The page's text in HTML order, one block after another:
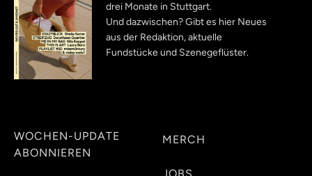
drei Monate in Stuttgart.
Und dazwischen? Gibt es hier Neues
aus der Redaktion, aktuelle
Fundstücke und Szenegeflüster.
WOCHEN-UPDATE
ABONNIEREN
MERCH